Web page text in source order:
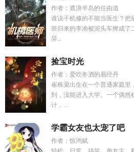
作者：遮浪半岛的任由道
谁说干机修的不能当医生？把
班归来的李渔被泥头车撵成了
异...
捡宝时光
作者：爱吃冬酒的易经丹
崔栋梁出生在一个普通家庭里
到，没能进入大学。一个偶然
计，...
学霸女友也太宠了吧
作者：惊鸿赋